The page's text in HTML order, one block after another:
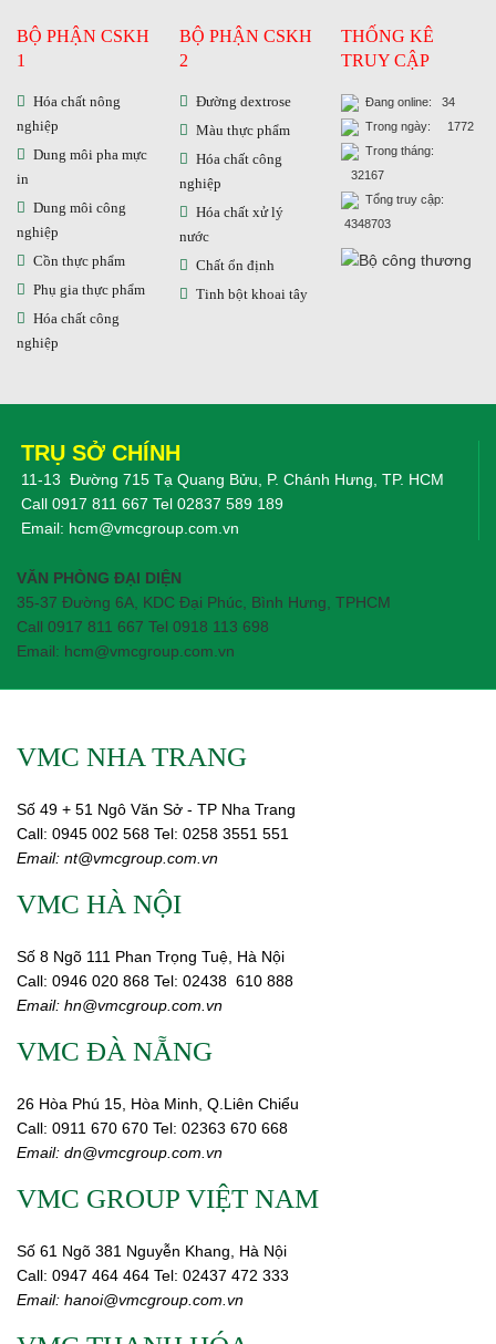
BỘ PHẬN CSKH
1
Hóa chất nông
nghiệp
Dung môi pha mực
in
Dung môi công
nghiệp
Cồn thực phẩm
Phụ gia thực phẩm
Hóa chất công
nghiệp
BỘ PHẬN CSKH
2
Đường dextrose
Màu thực phẩm
Hóa chất công
nghiệp
Hóa chất xử lý
nước
Chất ổn định
Tinh bột khoai tây
THỐNG KÊ
TRUY CẬP
Đang online: 34
Trong ngày: 1772
Trong tháng:
32167
Tổng truy cập:
4348703
TRỤ SỞ CHÍNH
11-13 Đường 715 Tạ Quang Bửu, P. Chánh Hưng, TP. HCM
Call 0917 811 667 Tel 02837 589 189
Email: hcm@vmcgroup.com.vn
VĂN PHÒNG ĐẠI DIỆN
35-37 Đường 6A, KDC Đại Phúc, Bình Hưng, TPHCM
Call 0917 811 667 Tel 0918 113 698
Email: hcm@vmcgroup.com.vn
VMC NHA TRANG
Số 49 + 51 Ngô Văn Sở - TP Nha Trang
Call: 0945 002 568 Tel: 0258 3551 551
Email: nt@vmcgroup.com.vn
VMC HÀ NỘI
Số 8 Ngõ 111 Phan Trọng Tuệ, Hà Nội
Call: 0946 020 868 Tel: 02438 610 888
Email: hn@vmcgroup.com.vn
VMC ĐÀ NẴNG
26 Hòa Phú 15, Hòa Minh, Q.Liên Chiểu
Call: 0911 670 670 Tel: 02363 670 668
Email: dn@vmcgroup.com.vn
VMC GROUP VIỆT NAM
Số 61 Ngõ 381 Nguyễn Khang, Hà Nội
Call: 0947 464 464 Tel: 02437 472 333
Email: hanoi@vmcgroup.com.vn